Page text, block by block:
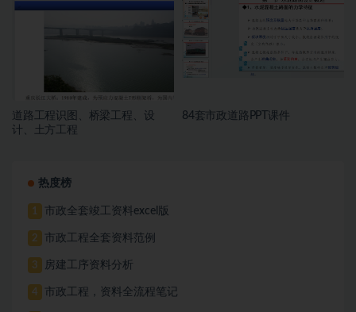
道路工程识图、桥梁工程、设
计、土方工程
84套市政道路PPT课件
热度榜
1 市政全套竣工资料excel版
2 市政工程全套资料范例
3 房建工序资料分析
4 市政工程，资料全流程笔记